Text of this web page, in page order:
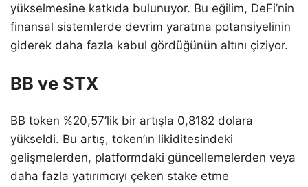
yükselmesine katkıda bulunuyor. Bu eğilim, DeFi’nin
finansal sistemlerde devrim yaratma potansiyelinin
giderek daha fazla kabul gördüğünün altını çiziyor.
BB ve STX
BB token %20,57’lik bir artışla 0,8182 dolara
yükseldi. Bu artış, token’ın likiditesindeki
gelişmelerden, platformdaki güncellemelerden veya
daha fazla yatırımcıyı çeken stake etme